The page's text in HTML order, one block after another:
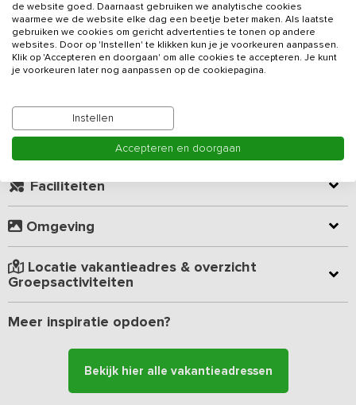
buitengebied van Twente. Ditvakantieadresbeschikt zowel
binnen als buiten over volop ruimte voor het organiseren van
leuke groepsactiviteiten.
De gezamenlijke ruimte is voorzien van een speelruimte met
Karaoke, diverse zitplekken en een professionele horecakeuken.
Deze open keuken met bar is voorzien van voldoende koelingen,
een groot 6-pits fornuis en een horeca-vaatwasser.
manier betrokken bij de groep, wat een hoop gezelligheid
meebrengt. Ook is er een audio-installatie voorzien van versterker,
microfoon, computer en een flatscreen TV met satellietontvangst.
Via de computer is een presentatie of een karaoke/quiz avond zo
geregeld. Op zolder is een ware bioscoopkamer met een 75-inch
smartTV, ook kan er een HDMI-kabel aangesloten worden om
eigen apparatuur te verbinden.
De groepsaccommodatie beschikt over een 6-tal slaapkamers,
stapelbedden en bonelli binnenveringsmatrassen met anti-
allergische tijk. Ook het sanitair is volledig nieuw en is ruim en
Lees meer
Kamer indeling
Geverifieerde beoordelingen
Faciliteiten
Omgeving
Locatie vakantieadres & overzicht
Groepsactiviteiten
Meer inspiratie opdoen?
Bekijk hier alle vakantieadressen
de website goed. Daarnaast gebruiken we analytische cookies
waarmee we de website elke dag een beetje beter maken. Als laatste
gebruiken we cookies om gericht advertenties te tonen op andere
websites. Door op 'Instellen' te klikken kun je je voorkeuren aanpassen.
Klik op 'Accepteren en doorgaan' om alle cookies te accepteren. Je kunt
je voorkeuren later nog aanpassen op de cookiepagina.
Instellen
Accepteren en doorgaan